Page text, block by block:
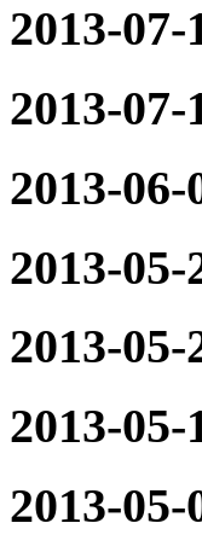
2013-07-
2013-07-
2013-06-
2013-05-
2013-05-
2013-05-
2013-05-